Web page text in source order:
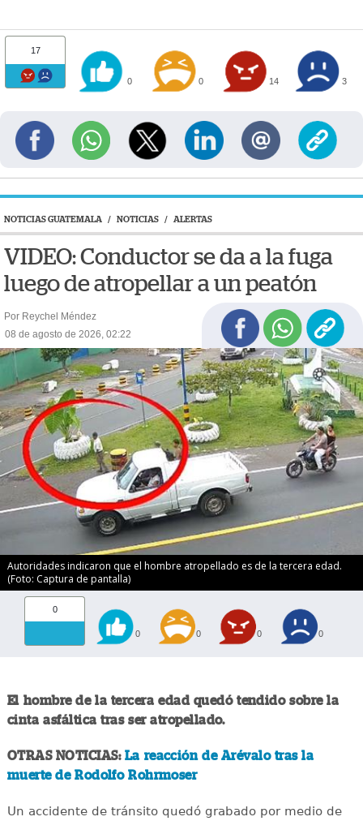
17
0 0 14 3
NOTICIAS GUATEMALA / NOTICIAS / ALERTAS
VIDEO: Conductor se da a la fuga
luego de atropellar a un peatón
Por Reychel Méndez
08 de agosto de 2026, 02:22
Autoridades indicaron que el hombre atropellado es de la tercera edad.
(Foto: Captura de pantalla)
0
0 0 0 0
El hombre de la tercera edad quedó tendido sobre la
cinta asfáltica tras ser atropellado.
OTRAS NOTICIAS: La reacción de Arévalo tras la
muerte de Rodolfo Rohrmoser
Un accidente de tránsito quedó grabado por medio de